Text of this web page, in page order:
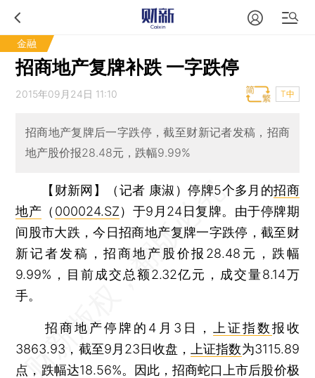
金融
招商地产复牌补跌 一字跌停
2015年09月24日 11:10 T中
招商地产复牌后一字跌停，截至财新记者发稿，招商
地产股价报28.48元，跌幅9.99%
【财新网】（记者 康淑）停牌5个多月的招商
地产 （ 000024.SZ）于9月24日复牌。由于停牌期
间股市大跌，今日招商地产复牌一字跌停，截至财
新记者发稿，招商地产股价报28.48元，跌幅
9.99%，目前成交总额2.32亿元，成交量8.14万
手。
招商地产停牌的4月3日， 上证指数报收
3863.93，截至9月23日收盘，
上证指数为3115.89
点，跌幅达18.56%。因此，招商蛇口上市后股价极